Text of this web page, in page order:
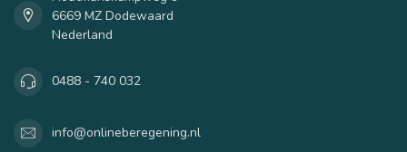
6669 MZ Dodewaard
Nederland
0488 - 740 032
info@onlineberegening.nl